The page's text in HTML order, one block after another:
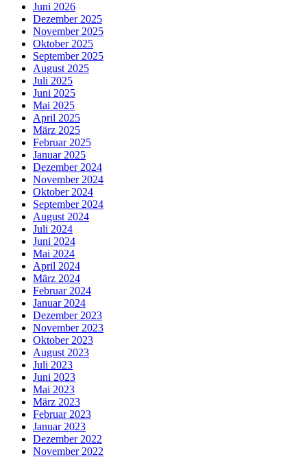
Juni 2026
Dezember 2025
November 2025
Oktober 2025
September 2025
August 2025
Juli 2025
Juni 2025
Mai 2025
April 2025
März 2025
Februar 2025
Januar 2025
Dezember 2024
November 2024
Oktober 2024
September 2024
August 2024
Juli 2024
Juni 2024
Mai 2024
April 2024
März 2024
Februar 2024
Januar 2024
Dezember 2023
November 2023
Oktober 2023
August 2023
Juli 2023
Juni 2023
Mai 2023
März 2023
Februar 2023
Januar 2023
Dezember 2022
November 2022